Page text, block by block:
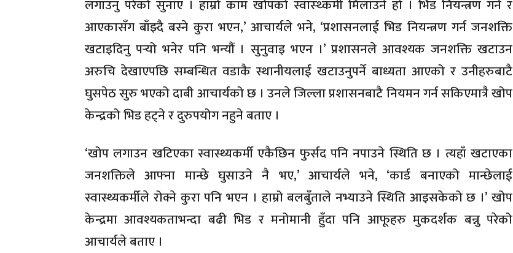
लगाउनु परेको सुनाए । हाम्रो काम खोपको स्वास्थ्कर्मी मिलाउने हो । भिड नियन्त्रण गर्ने र
आएकासँग बाँझ्दै बस्ने कुरा भएन,’ आचार्यले भने, ‘प्रशासनलाई भिड नियन्त्रण गर्न जनशक्ति
खटाइदिनु पर्‍यो भनेर पनि भन्यौं । सुनुवाइ भएन ।’ प्रशासनले आवश्यक जनशक्ति खटाउन
अरुचि देखाएपछि सम्बन्धित वडाकै स्थानीयलाई खटाउनुपर्ने बाध्यता आएको र उनीहरुबाटै
घुसपेठ सुरु भएको दाबी आचार्यको छ । उनले जिल्ला प्रशासनबाटै नियमन गर्न सकिएमात्रै खोप
केन्द्रको भिड हट्ने र दुरुपयोग नहुने बताए ।
‘खोप लगाउन खटिएका स्वास्थ्यकर्मी एकैछिन फुर्सद पनि नपाउने स्थिति छ । त्यहाँ खटाएका
जनशक्तिले आफ्ना मान्छे घुसाउने नै भए,’ आचार्यले भने, ‘कार्ड बनाएको मान्छेलाई
स्वास्थ्यकर्मीले रोक्ने कुरा पनि भएन । हाम्रो बलबुँताले नभ्याउने स्थिति आइसकेको छ ।’ खोप
केन्द्रमा आवश्यकताभन्दा बढी भिड र मनोमानी हुँदा पनि आफूहरु मुकदर्शक बन्नु परेको
आचार्यले बताए ।